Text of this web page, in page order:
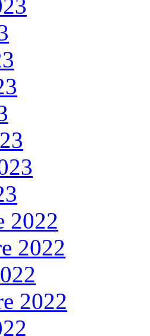
2022
2022
2022